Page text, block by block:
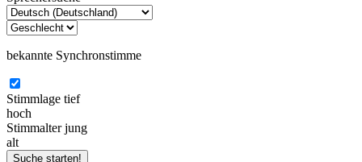
bekannte Synchronstimme
Stimmlage tief
hoch
Stimmalter jung
alt